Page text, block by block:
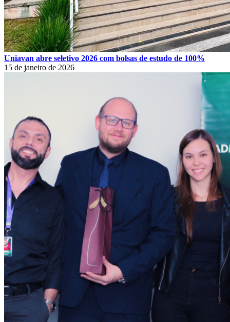
Uniavan abre seletivo 2026 com bolsas de estudo de 100%
15 de janeiro de 2026